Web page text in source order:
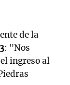
de la
: "Nos
ingreso al